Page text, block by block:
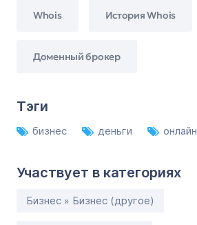
Whois История Whois
Доменный брокер
Тэги
бизнес деньги онлайн
Участвует в категориях
Бизнес » Бизнес (другое)